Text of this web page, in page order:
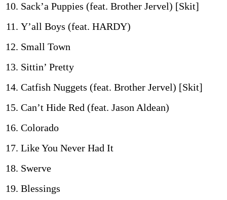
Sack’a Puppies (feat. Brother Jervel) [Skit]
Y’all Boys (feat. HARDY)
Small Town
Sittin’ Pretty
Catfish Nuggets (feat. Brother Jervel) [Skit]
Can’t Hide Red (feat. Jason Aldean)
Colorado
Like You Never Had It
Swerve
Blessings